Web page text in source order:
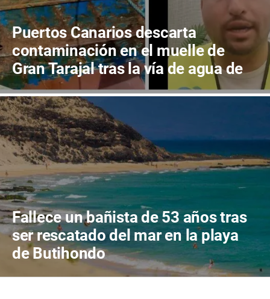
Puertos Canarios descarta
contaminación en el muelle de
Gran Tarajal tras la vía de agua de
un pesquero
Fallece un bañista de 53 años tras
ser rescatado del mar en la playa
de Butihondo